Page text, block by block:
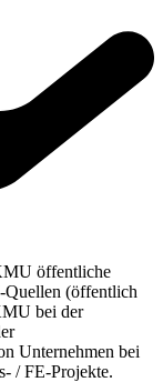
öffentliche
Quellen (öffentlich
bei der
Unternehmen bei
/ FE-Projekte.